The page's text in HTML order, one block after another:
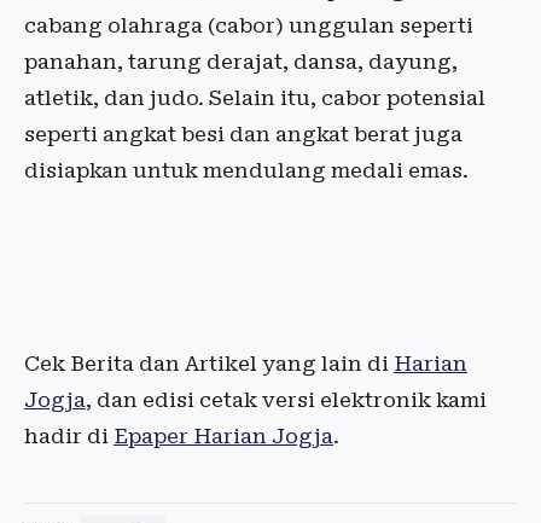
cabang olahraga (cabor) unggulan seperti
panahan, tarung derajat, dansa, dayung,
atletik, dan judo. Selain itu, cabor potensial
seperti angkat besi dan angkat berat juga
disiapkan untuk mendulang medali emas.
Cek Berita dan Artikel yang lain di Harian
Jogja, dan edisi cetak versi elektronik kami
hadir di Epaper Harian Jogja.